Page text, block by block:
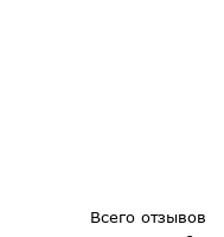
Всего отзывов